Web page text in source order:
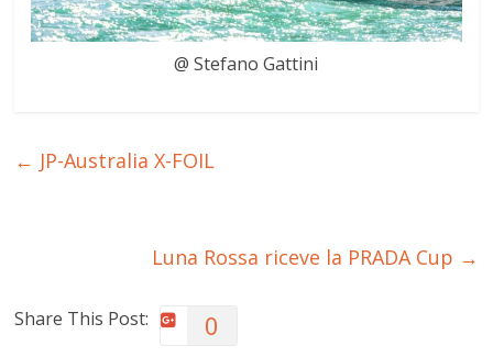
@ Stefano Gattini
← JP-Australia X-FOIL
Luna Rossa riceve la PRADA Cup →
Share This Post: 0